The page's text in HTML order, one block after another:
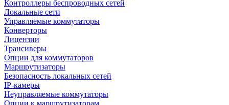
Контроллеры беспроводных сетей
Локальные сети
Управляемые коммутаторы
Конверторы
Лицензии
Трансиверы
Опции для коммутаторов
Маршрутизаторы
Безопасность локальных сетей
IP-камеры
Неуправляемые коммутаторы
Опции к маршрутизаторам